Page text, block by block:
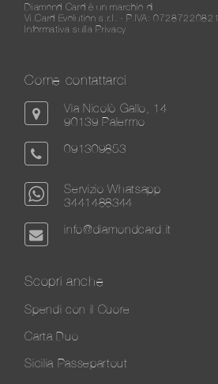
Diamond Card è un marchio di
Vi.Card Evolution s.r.l. - P.IVA: 07287220821
Informativa sulla Privacy
Come contattarci
Via Nicolò Gallo, 14
90139 Palermo
091309853
Servizio Whatsapp
3441488344
info@diamondcard.it
Scopri anche
Spendi con il Cuore
Carta Duo
Sicilia Passepartout